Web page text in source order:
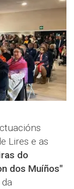
Lires e as
do
dos Muíños"
da